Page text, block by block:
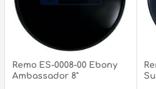
Remo ES-0008-00 Ebony
Ambassador 8"